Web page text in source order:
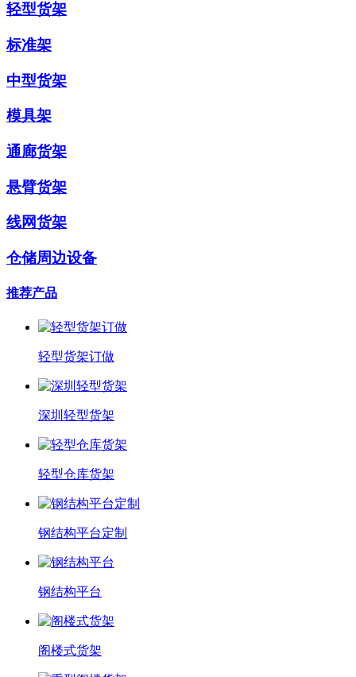
轻型货架
标准架
中型货架
模具架
通廊货架
悬臂货架
线网货架
仓储周边设备
推荐产品
轻型货架订做
深圳轻型货架
轻型仓库货架
钢结构平台定制
钢结构平台
阁楼式货架